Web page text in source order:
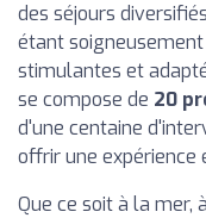
des séjours
étant
stimulantes et
se compose de 20
d'une centaine
offrir une expérience
Que ce soit à la mer,